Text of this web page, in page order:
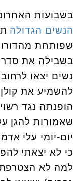
בשבועות
הנשים הגדולה
שפותחת
בשבילה את סדר
נשים יצאו
להשמיע את
הופנתה נגד
שאמורות להגן
יום-יומי עלי
כי לא יצאתי
למה לא